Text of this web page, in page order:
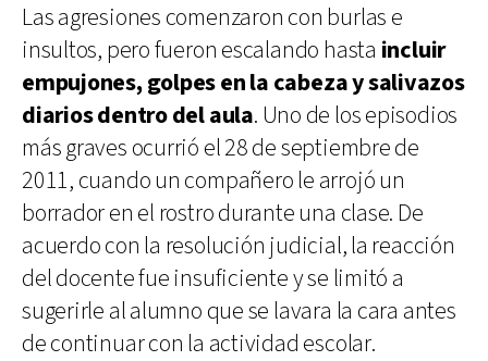
Las agresiones comenzaron con burlas e
insultos, pero fueron escalando hasta incluir
empujones, golpes en la cabeza y salivazos
diarios dentro del aula. Uno de los episodios
más graves ocurrió el 28 de septiembre de
2011, cuando un compañero le arrojó un
borrador en el rostro durante una clase. De
acuerdo con la resolución judicial, la reacción
del docente fue insuficiente y se limitó a
sugerirle al alumno que se lavara la cara antes
de continuar con la actividad escolar.